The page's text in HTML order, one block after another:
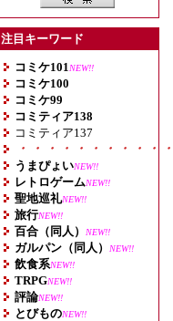
注目キーワード
コミケ101 NEW!!
コミケ100
コミケ99
コミティア138
コミティア137
・・・・・・・・・・
うまぴょいNEW!!
レトロゲームNEW!!
聖地巡礼NEW!!
旅行NEW!!
百合（同人） NEW!!
ガルパン（同人） NEW!!
飲食系NEW!!
TRPGNEW!!
評論NEW!!
とびものNEW!!